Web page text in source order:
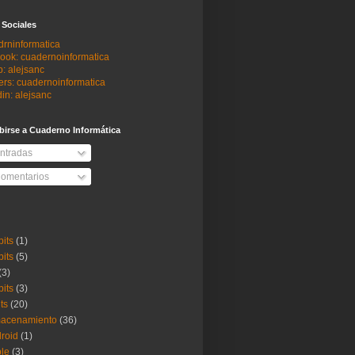
Sociales
cuadernoinformatica
alejsanc
cuadernoinformatica
alejsanc
a Cuaderno Informática
(1)
(5)
(3)
(20)
(36)
(1)
(3)